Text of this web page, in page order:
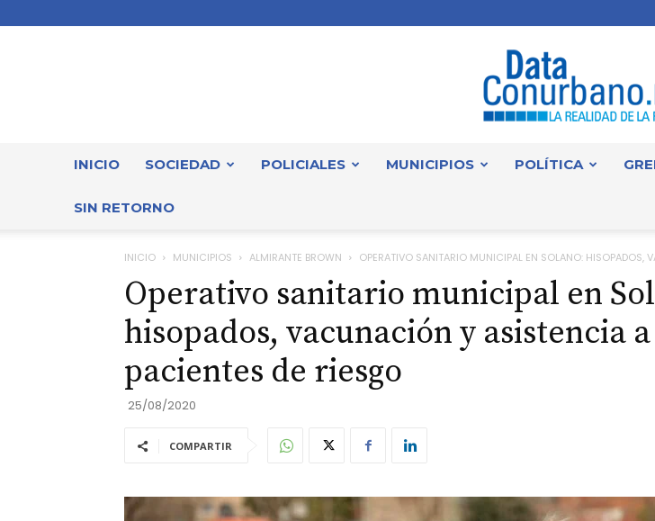
INICIO SOCIEDAD POLICIALES MUNICIPIOS POLÍTICA
SIN RETORNO
INICIO MUNICIPIOS ALMIRANTE BROWN OPERATIVO SANITARIO MUNICIPAL EN SOLANO: HISOPADOS,
Operativo sanitario municipal en
hisopados, vacunación y asistencia a
pacientes de riesgo
25/08/2020
COMPARTIR